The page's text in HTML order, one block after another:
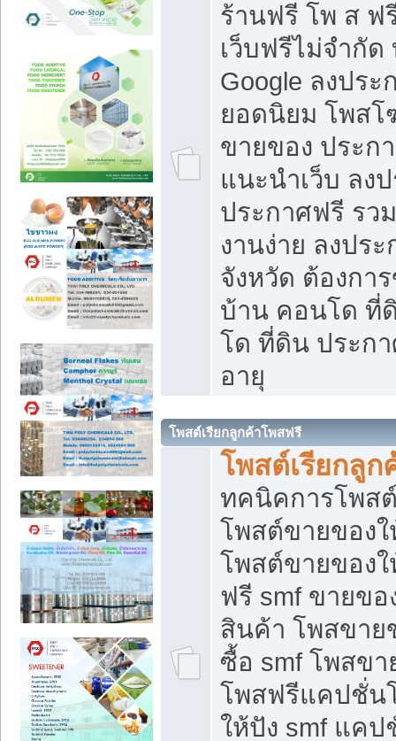
ร้านฟรี โพ ส ฟ
เว็บฟรีไม่จำกัด
Google ลงประ
ยอดนิยม โพส
ขายของ ประก
แนะนำเว็บ ลง
ประกาศฟรี รว
งานง่าย ลงปร
จังหวัด ต้องกา
บ้าน คอนโด ที่
โด ที่ดิน ประก
อายุ
โพสต์เรียกลูกค้าโพสฟรี
โพสต์เรียกลูก
ทคนิคการโพส
โพสต์ขายของ
โพสต์ขายของ
ฟรี smf ขายข
สินค้า โพสขาย
ซื้อ smf โพสข
โพสฟรีแคปชั่น
ให้ปัง smf แค